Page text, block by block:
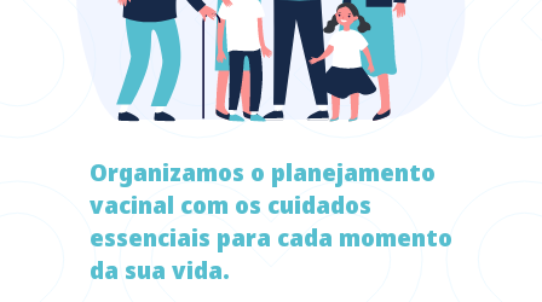
Organizamos o planejamento
vacinal com os cuidados
essenciais para cada momento
da sua vida.